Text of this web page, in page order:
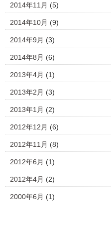
2014年11月 (5)
2014年10月 (9)
2014年9月 (3)
2014年8月 (6)
2013年4月 (1)
2013年2月 (3)
2013年1月 (2)
2012年12月 (6)
2012年11月 (8)
2012年6月 (1)
2012年4月 (2)
2000年6月 (1)